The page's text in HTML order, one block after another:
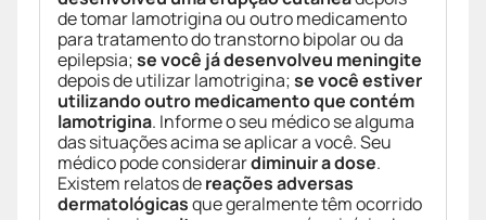
de tomar lamotrigina ou outro medicamento
para tratamento do transtorno bipolar ou da
epilepsia;se você já desenvolveu meningite
depois de utilizar lamotrigina;se você estiver
utilizando outro medicamento que contém
lamotrigina. Informe o seu médico se alguma
das situações acima se aplicar a você. Seu
médico pode considerardiminuir a dose.
Existem relatos dereações adversas
dermatológicasque geralmente têm ocorrido